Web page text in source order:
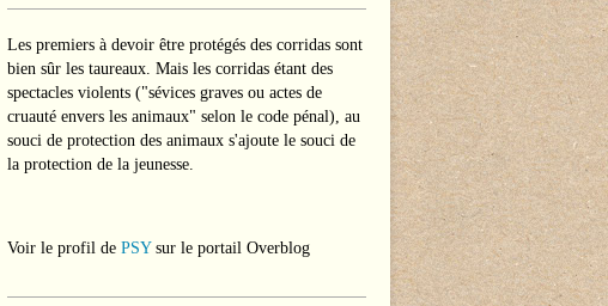
Les premiers à devoir être protégés des corridas sont
bien sûr les taureaux. Mais les corridas étant des
spectacles violents ("sévices graves ou actes de
cruauté envers les animaux" selon le code pénal), au
souci de protection des animaux s'ajoute le souci de
la protection de la jeunesse.
Voir le profil de PSYsur le portail Overblog